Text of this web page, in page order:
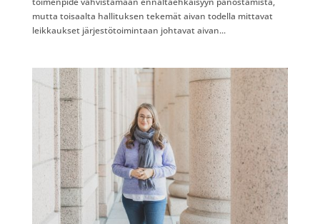
mutta toisaalta hallituksen tekemät aivan todella mittavat
leikkaukset järjestötoimintaan johtavat aivan...